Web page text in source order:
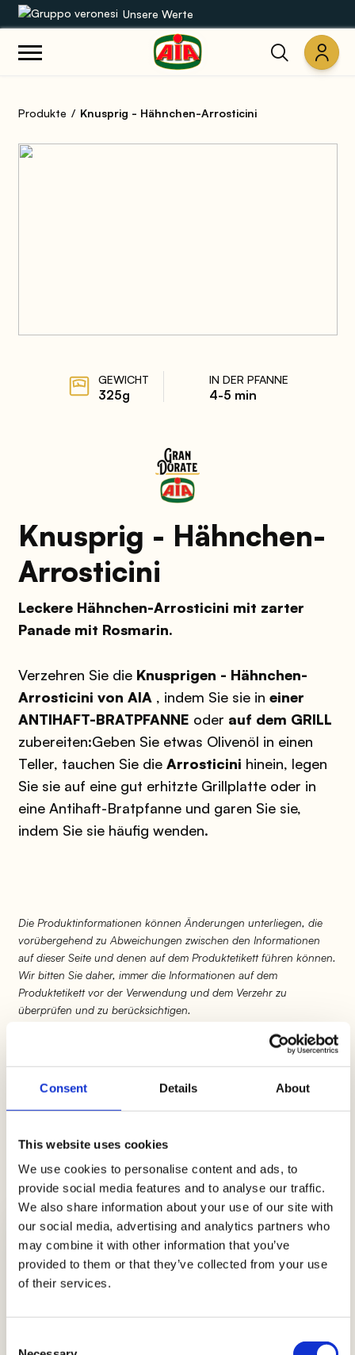
Consent Details About
This website uses cookies
We use cookies to personalise content and ads, to
provide social media features and to analyse our traffic.
We also share information about your use of our site with
our social media, advertising and analytics partners who
may combine it with other information that you’ve
provided to them or that they’ve collected from your use
of their services.
Unsere Werte
Rezepte
Produkte Knusprig - Hähnchen-Arrosticini
GEWICHT
325g
IN DER PFANNE
4-5 min
Knusprig - Hähnchen-
Arrosticini
Leckere Hähnchen-Arrosticini mit zarter
Panade mit Rosmarin.
Verzehren Sie die Knusprigen - Hähnchen-
Arrosticini von AIA , indem Sie sie in einer
ANTIHAFT-BRATPFANNE oder auf dem GRILL
zubereiten:Geben Sie etwas Olivenöl in einen
Teller, tauchen Sie die Arrosticini hinein, legen
Sie sie auf eine gut erhitzte Grillplatte oder in
eine Antihaft-Bratpfanne und garen Sie sie,
indem Sie sie häufig wenden.
Die Produktinformationen können Änderungen unterliegen, die
vorübergehend zu Abweichungen zwischen den Informationen
auf dieser Seite und denen auf dem Produktetikett führen können.
Wir bitten Sie daher, immer die Informationen auf dem
Produktetikett vor der Verwendung und dem Verzehr zu
überprüfen und zu berücksichtigen.
Ideen mit Spieße
Viel Hunger und wenig Zeit? Hier ist eine
Auswahl an Rezepten, um dir das Leben in der
Küche zu erleichtern!